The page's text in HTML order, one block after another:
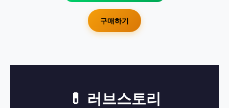
구매하기
💊 러브스토리